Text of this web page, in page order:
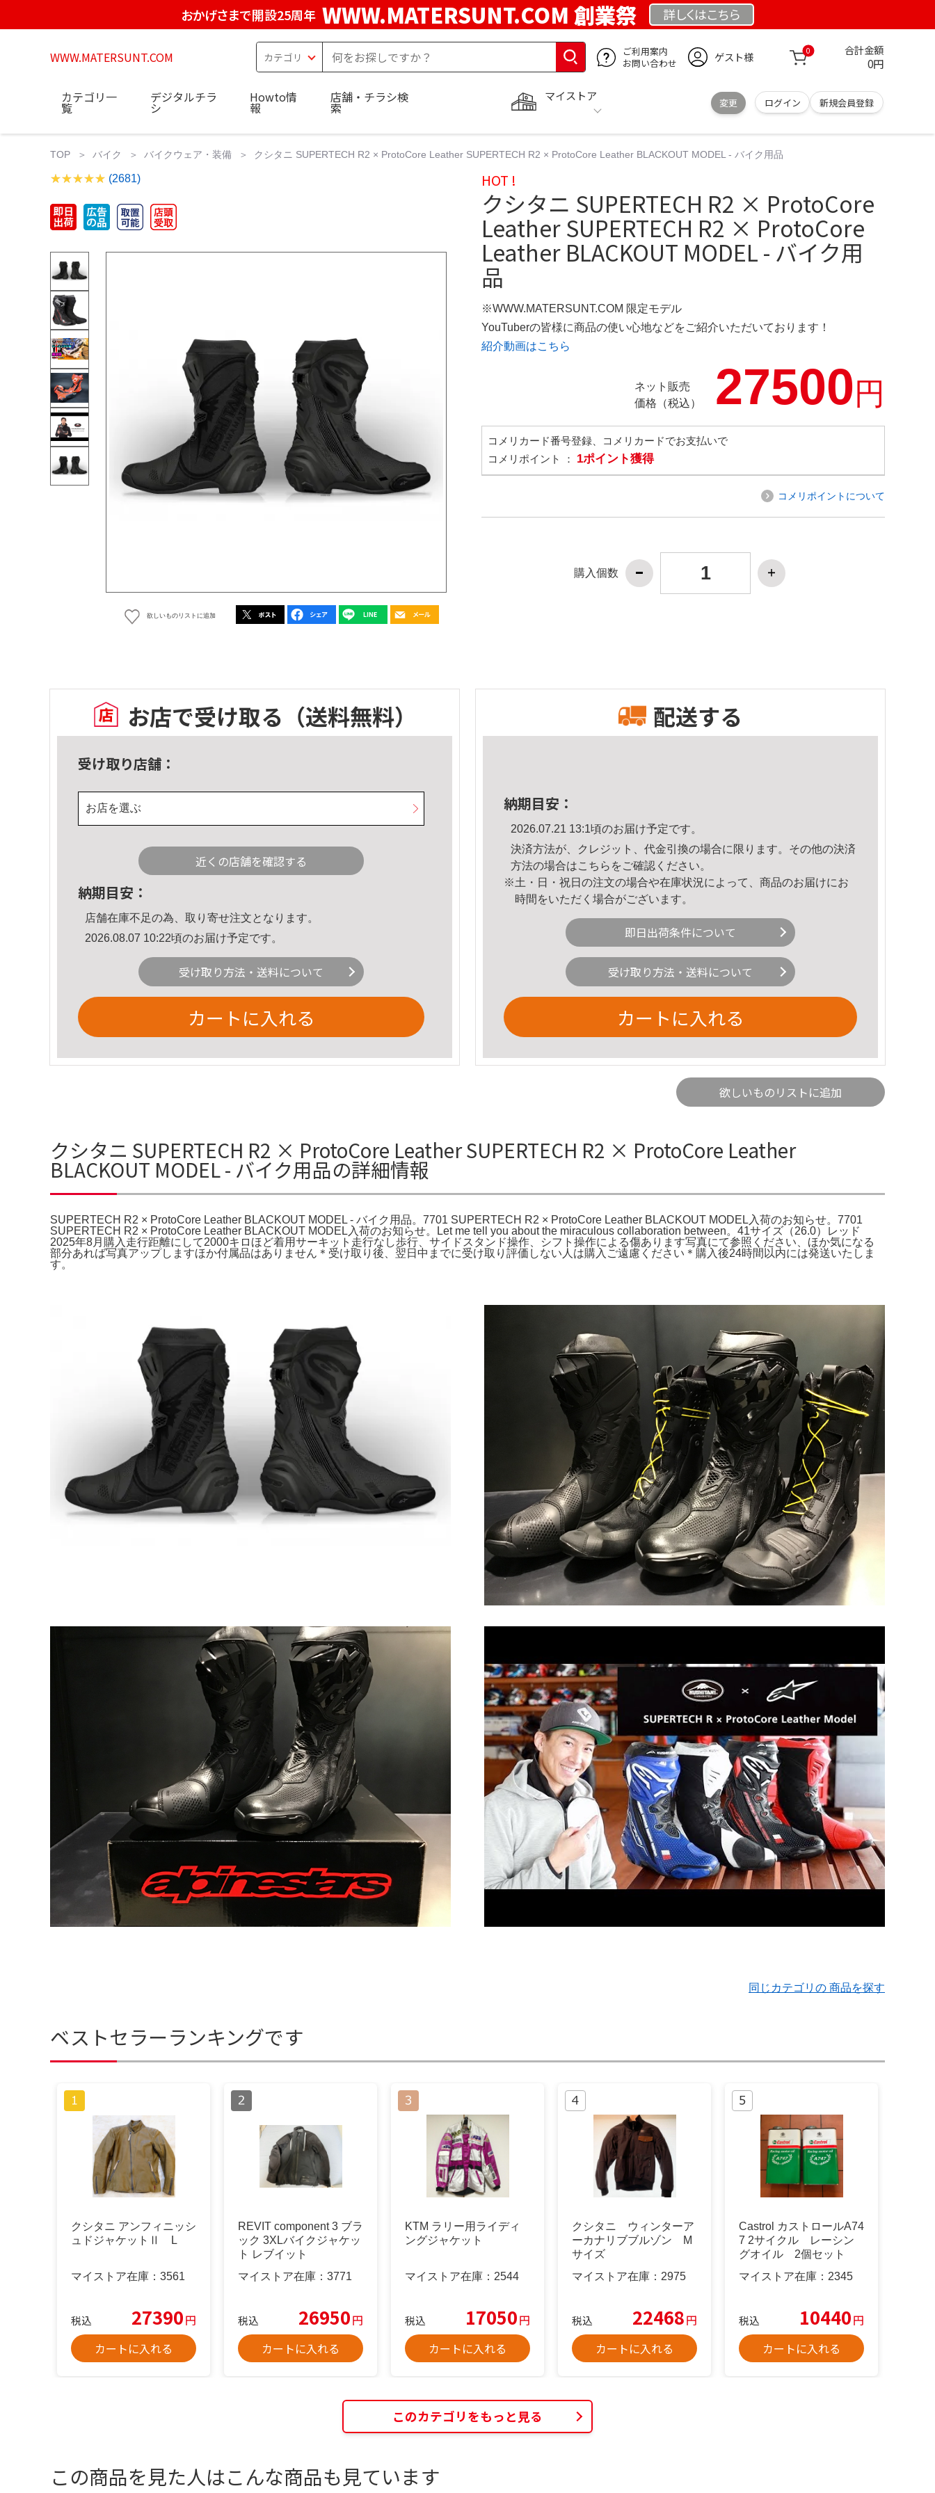
おかげさまで開設25周年 WWW.MATERSUNT.COM 創業祭 詳しくはこちら
WWW.MATERSUNT.COM
ご利用案内
お問い合わせ
ゲスト様 0 合計金額
0円
マイストア
変更 ログイン 新規会員登録
カテゴリ一
覧
デジタルチラ
シ
Howto情
報
店舗・チラシ検
索
TOP バイク バイクウェア・装備 クシタニ SUPERTECH R2 × ProtoCore Leather SUPERTECH R2 × ProtoCore Leather BLACKOUT MODEL - バイク用品
(2681)
欲しいものリストに追加
HOT !
クシタニ SUPERTECH R2 × ProtoCore
Leather SUPERTECH R2 × ProtoCore
Leather BLACKOUT MODEL - バイク用
品
※WWW.MATERSUNT.COM 限定モデル
YouTuberの皆様に商品の使い心地などをご紹介いただいております！
紹介動画はこちら
ネット販売
価格（税込）
27500円
コメリカード番号登録、コメリカードでお支払いで
コメリポイント ： 1ポイント獲得
コメリポイントについて
購入個数
お店で受け取る （送料無料）
受け取り店舗：
お店を選ぶ
近くの店舗を確認する
納期目安：
店舗在庫不足の為、取り寄せ注文となります。
2026.08.07 10:22頃のお届け予定です。
受け取り方法・送料について
カートに入れる
配送する
納期目安：
2026.07.21 13:1頃のお届け予定です。
決済方法が、クレジット、代金引換の場合に限ります。その他の決済
方法の場合はこちら をご確認ください。
※土・日・祝日の注文の場合や在庫状況によって、商品のお届けにお
時間をいただく場合がございます。
即日出荷条件について
受け取り方法・送料について
カートに入れる
欲しいものリストに追加
クシタニ SUPERTECH R2 × ProtoCore Leather SUPERTECH R2 × ProtoCore Leather
BLACKOUT MODEL - バイク用品の詳細情報
SUPERTECH R2 × ProtoCore Leather BLACKOUT MODEL - バイク用品。7701 SUPERTECH R2 × ProtoCore Leather BLACKOUT MODEL入荷のお知らせ。7701
SUPERTECH R2 × ProtoCore Leather BLACKOUT MODEL入荷のお知らせ。Let me tell you about the miraculous collaboration between。41サイズ（26.0）レッド
2025年8月購入走行距離にして2000キロほど着用サーキット走行なし歩行、サイドスタンド操作、シフト操作による傷あります写真にて参照ください、ほか気になる
部分あれば写真アップしますほか付属品はありません＊受け取り後、翌日中までに受け取り評価しない人は購入ご遠慮ください＊購入後24時間以内には発送いたしま
す。
同じカテゴリの 商品を探す
ベストセラーランキングです
クシタニ アンフィニッシ
ュドジャケットⅡ L
マイストア在庫： 3561
税込 27390円
カートに入れる
REVIT component 3 ブラ
ック 3XLバイクジャケッ
ト レブイット
マイストア在庫： 3771
税込 26950円
カートに入れる
KTM ラリー用ライディ
ングジャケット
マイストア在庫： 2544
税込 17050円
カートに入れる
クシタニ ウィンターア
ーカナリブブルゾン M
サイズ
マイストア在庫： 2975
税込 22468円
カートに入れる
Castrol カストロールA74
7 2サイクル レーシン
グオイル 2個セット
マイストア在庫： 2345
税込 10440円
カートに入れる
このカテゴリをもっと見る
この商品を見た人はこんな商品も見ています